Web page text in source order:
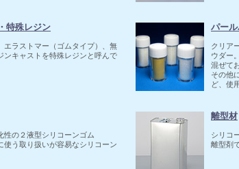
特殊レジン
エラストマー（ゴムタイプ）、無
ンキャストを特殊レジンと呼んで
パー
クリア
ウダー
混ぜて
その他
ど、使
性の２液型シリコーンゴム
使う取り扱いが容易なシリコーン
離型材
シリコ
離型剤